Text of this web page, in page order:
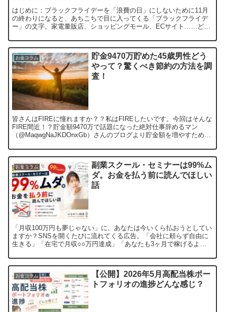
はじめに：ブラックフライデーを「浪費の日」にしないために11月
の終わりになると、あちこちで目に入ってくる「ブラックフライデ
ー」の文字。家電量販店、ショッピングモール、ECサイト……どこ
お金コラム
貯金9470万貯めた45歳男性どう
やって？驚くべき節約の方法を調
査！
皆さんはFIREに憧れますか？？私はFIREしたいです。今回はそんな
FIRE間近！？貯金額9470万で話題になった絶対仕事辞めるマン
（@MaqwgNaJKDOnxGb）さんのブログより貯金額を増やすための
お金コラム
副業スクール・セミナーは99%ム
ダ。お金を払う前に読んでほしい
話
「月収100万円も夢じゃない」に、あなたは今いくら払おうとしてい
ますか？SNSを開くたびに流れてくる広告。「会社に頼らず自由に
生きる」「在宅で月収○○万円達成」「あなたも3ヶ月で稼げるよう
お金コラム
【公開】2026年5月高配当株ポー
トフォリオの進捗どんな感じ？